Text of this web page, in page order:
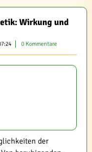
Wirkung und
0 Kommentare
der